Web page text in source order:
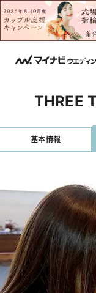
THREE
基本情報